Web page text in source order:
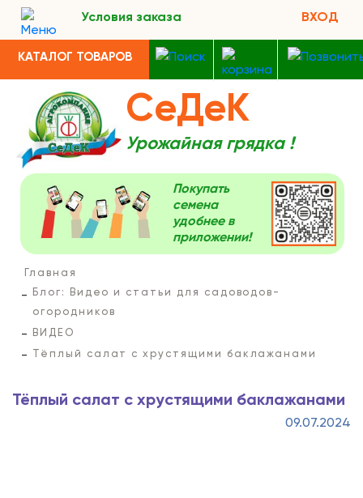
Условия заказа ВХОД
КАТАЛОГ ТОВАРОВ
СеДеК
Урожайная грядка !
Покупать
семена
удобнее в
приложении!
Главная
Блог: Видео и статьи для садоводов-
огородников
ВИДЕО
Тёплый салат с хрустящими баклажанами
Тёплый салат с хрустящими баклажанами
09.07.2024